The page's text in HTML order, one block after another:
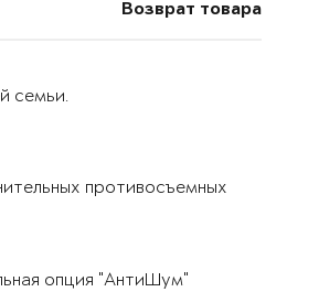
Возврат товара
семьи.
противосъемных
опция "АнтиШум"